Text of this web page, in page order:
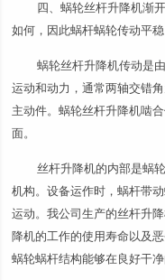
四、蜗轮丝杆升降机渐
如何，因此蜗杆蜗轮传动平
蜗轮丝杆升降机传动是
运动和动力，通常两轴交错
主动件。蜗轮丝杆升降机啮
面。
丝杆升降机的内部是蜗
机构。设备运作时，蜗杆带
运动。我公司生产的丝杆升
降机的工作的使用寿命以及
蜗轮蜗杆结构能够在良好干